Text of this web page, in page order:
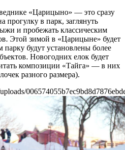
«Царицыно» — это сразу
в парк, заглянуть
и пробежать классическим
Этой зимой в «Царицыне» будет
парку будут установлены более
Новогодних елок будет
композиции «Тайга» — в них
разного размера).